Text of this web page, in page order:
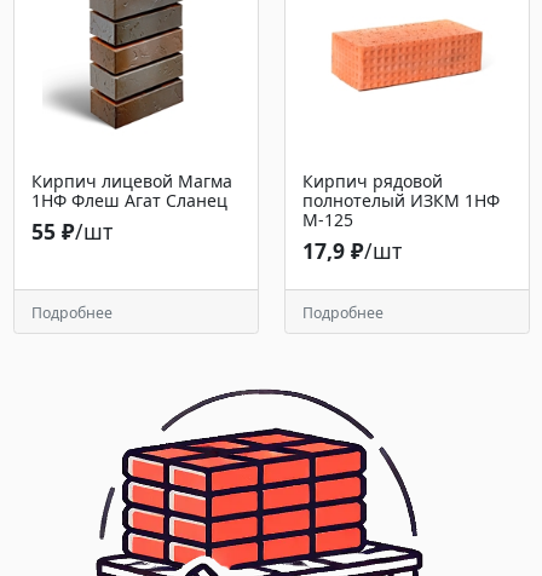
Кирпич лицевой Магма
1НФ Флеш Агат Сланец
55 ₽/шт
Подробнее
Кирпич рядовой
полнотелый ИЗКМ 1НФ
М-125
17,9 ₽/шт
Подробнее